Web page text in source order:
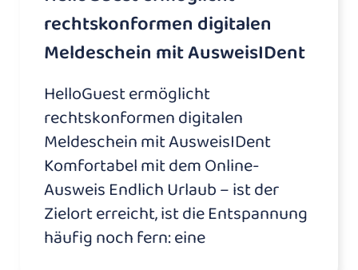
rechtskonformen digitalen
Meldeschein mit AusweisIDent
HelloGuest ermöglicht
rechtskonformen digitalen
Meldeschein mit AusweisIDent
Komfortabel mit dem Online-
Ausweis Endlich Urlaub – ist der
Zielort erreicht, ist die Entspannung
häufig noch fern: eine